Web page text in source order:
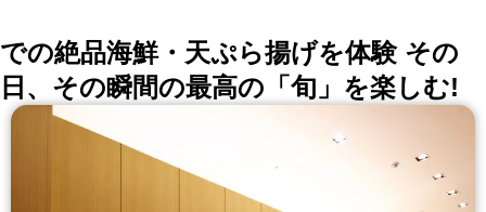
での絶品海鮮・天ぷら揚げを体験 その
日、その瞬間の最高の「旬」を楽しむ!